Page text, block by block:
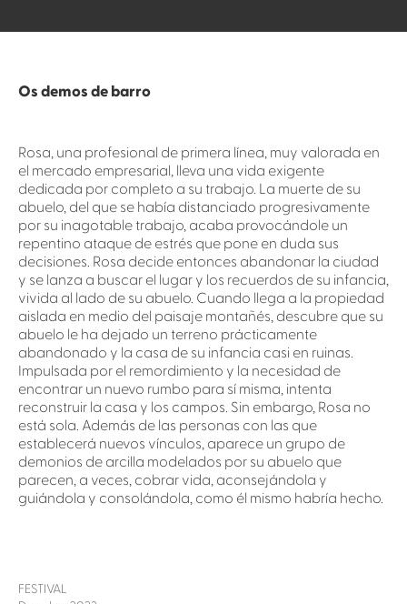
Os demos de barro
Rosa, una profesional de primera línea, muy valorada en
el mercado empresarial, lleva una vida exigente
dedicada por completo a su trabajo. La muerte de su
abuelo, del que se había distanciado progresivamente
por su inagotable trabajo, acaba provocándole un
repentino ataque de estrés que pone en duda sus
decisiones. Rosa decide entonces abandonar la ciudad
y se lanza a buscar el lugar y los recuerdos de su infancia,
vivida al lado de su abuelo. Cuando llega a la propiedad
aislada en medio del paisaje montañés, descubre que su
abuelo le ha dejado un terreno prácticamente
abandonado y la casa de su infancia casi en ruinas.
Impulsada por el remordimiento y la necesidad de
encontrar un nuevo rumbo para sí misma, intenta
reconstruir la casa y los campos. Sin embargo, Rosa no
está sola. Además de las personas con las que
establecerá nuevos vínculos, aparece un grupo de
demonios de arcilla modelados por su abuelo que
parecen, a veces, cobrar vida, aconsejándola y
guiándola y consolándola, como él mismo habría hecho.
FESTIVAL